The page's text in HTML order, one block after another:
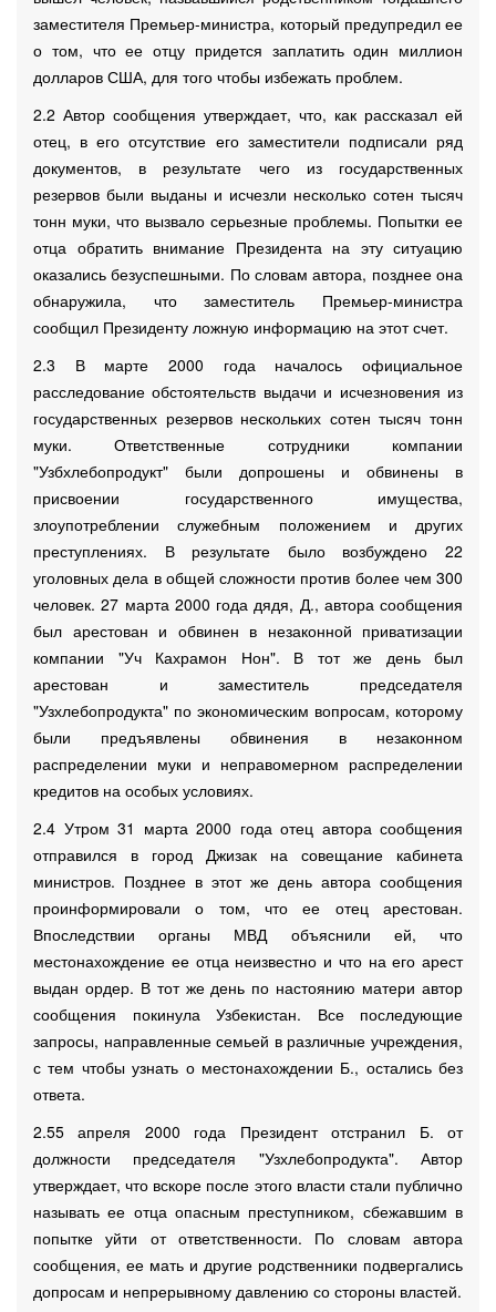
заместителя Премьер-министра, который предупредил ее
о том, что ее отцу придется заплатить один миллион
долларов США, для того чтобы избежать проблем.
2.2 Автор сообщения утверждает, что, как рассказал ей
отец, в его отсутствие его заместители подписали ряд
документов, в результате чего из государственных
резервов были выданы и исчезли несколько сотен тысяч
тонн муки, что вызвало серьезные проблемы. Попытки ее
отца обратить внимание Президента на эту ситуацию
оказались безуспешными. По словам автора, позднее она
обнаружила, что заместитель Премьер-министра
сообщил Президенту ложную информацию на этот счет.
2.3 В марте 2000 года началось официальное
расследование обстоятельств выдачи и исчезновения из
государственных резервов нескольких сотен тысяч тонн
муки. Ответственные сотрудники компании
"Узбхлебопродукт" были допрошены и обвинены в
присвоении государственного имущества,
злоупотреблении служебным положением и других
преступлениях. В результате было возбуждено 22
уголовных дела в общей сложности против более чем 300
человек. 27 марта 2000 года дядя, Д., автора сообщения
был арестован и обвинен в незаконной приватизации
компании "Уч Кахрамон Нон". В тот же день был
арестован и заместитель председателя
"Узхлебопродукта" по экономическим вопросам, которому
были предъявлены обвинения в незаконном
распределении муки и неправомерном распределении
кредитов на особых условиях.
2.4 Утром 31 марта 2000 года отец автора сообщения
отправился в город Джизак на совещание кабинета
министров. Позднее в этот же день автора сообщения
проинформировали о том, что ее отец арестован.
Впоследствии органы МВД объяснили ей, что
местонахождение ее отца неизвестно и что на его арест
выдан ордер. В тот же день по настоянию матери автор
сообщения покинула Узбекистан. Все последующие
запросы, направленные семьей в различные учреждения,
с тем чтобы узнать о местонахождении Б., остались без
ответа.
2.55 апреля 2000 года Президент отстранил Б. от
должности председателя "Узхлебопродукта". Автор
утверждает, что вскоре после этого власти стали публично
называть ее отца опасным преступником, сбежавшим в
попытке уйти от ответственности. По словам автора
сообщения, ее мать и другие родственники подвергались
допросам и непрерывному давлению со стороны властей.